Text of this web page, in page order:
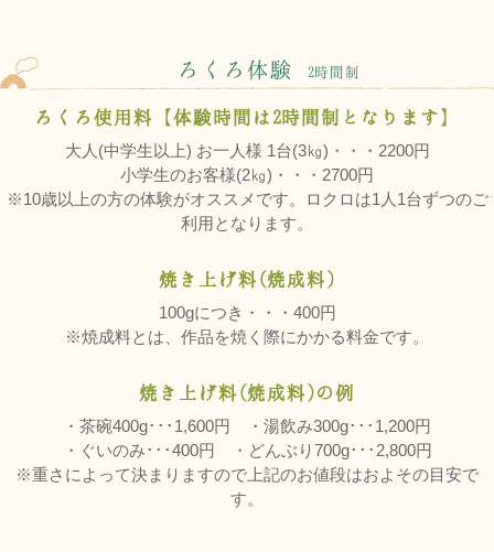
ろくろ体験 2時間制
ろくろ使用料【体験時間は2時間制となります】
大人(中学生以上) お一人様 1台(3㎏)・・・2200円
小学生のお客様(2㎏)・・・2700円
※10歳以上の方の体験がオススメです。ロクロは1人1台ずつのご
利用となります。
焼き上げ料(焼成料)
100gにつき・・・400円
※焼成料とは、作品を焼く際にかかる料金です。
焼き上げ料(焼成料)の例
・茶碗400g･･･1,600円 ・湯飲み300g･･･1,200円
・ぐいのみ･･･400円 ・どんぶり700g･･･2,800円
※重さによって決まりますので上記のお値段はおよその目安で
す。